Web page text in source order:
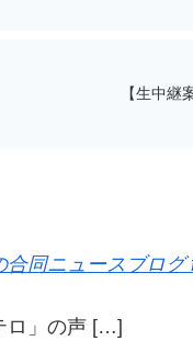
【生中
同ニュースブロ
ロ」の声 […]